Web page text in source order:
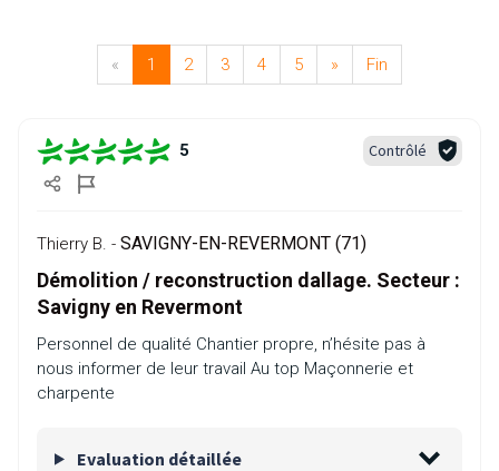
« 1 2 3 4 5 » Fin
5 Contrôlé
Thierry B. - SAVIGNY-EN-REVERMONT (71)
Démolition / reconstruction dallage. Secteur :
Savigny en Revermont
Personnel de qualité Chantier propre, n’hésite pas à
nous informer de leur travail Au top Maçonnerie et
charpente
Evaluation détaillée